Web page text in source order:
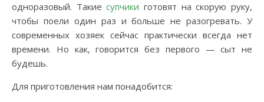
одноразовый. Такиесупчики готовят на скорую руку,
чтобы поели один раз и больше не разогревать. У
современных хозяек сейчас практически всегда нет
времени. Но как, говорится без первого — сыт не
будешь.
Для приготовления нам понадобится: